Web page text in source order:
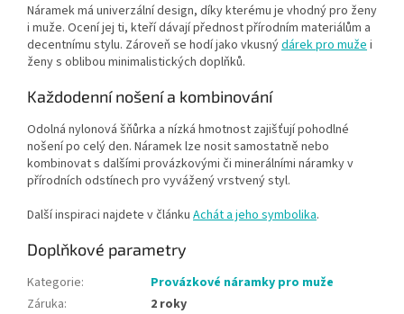
Náramek má univerzální design, díky kterému je vhodný pro ženy
i muže. Ocení jej ti, kteří dávají přednost přírodním materiálům a
decentnímu stylu. Zároveň se hodí jako vkusnýdárek pro muže i
ženy s oblibou minimalistických doplňků.
Každodenní nošení a kombinování
Odolná nylonová šňůrka a nízká hmotnost zajišťují pohodlné
nošení po celý den. Náramek lze nosit samostatně nebo
kombinovat s dalšími provázkovými či minerálními náramky v
přírodních odstínech pro vyvážený vrstvený styl.
Další inspiraci najdete v článku Achát a jeho symbolika.
Doplňkové parametry
Kategorie:
Provázkové náramky pro muže
Záruka:
2 roky